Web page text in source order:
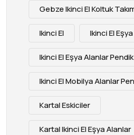
Gebze Ikinci El Koltuk
Ikinci El Ikinci El Eşya
Ikinci El Eşya Alanlar Pendik
Ikinci El Mobilya Alanlar
Kartal Eskiciler
Kartal Ikinci El Eşya Alanlar